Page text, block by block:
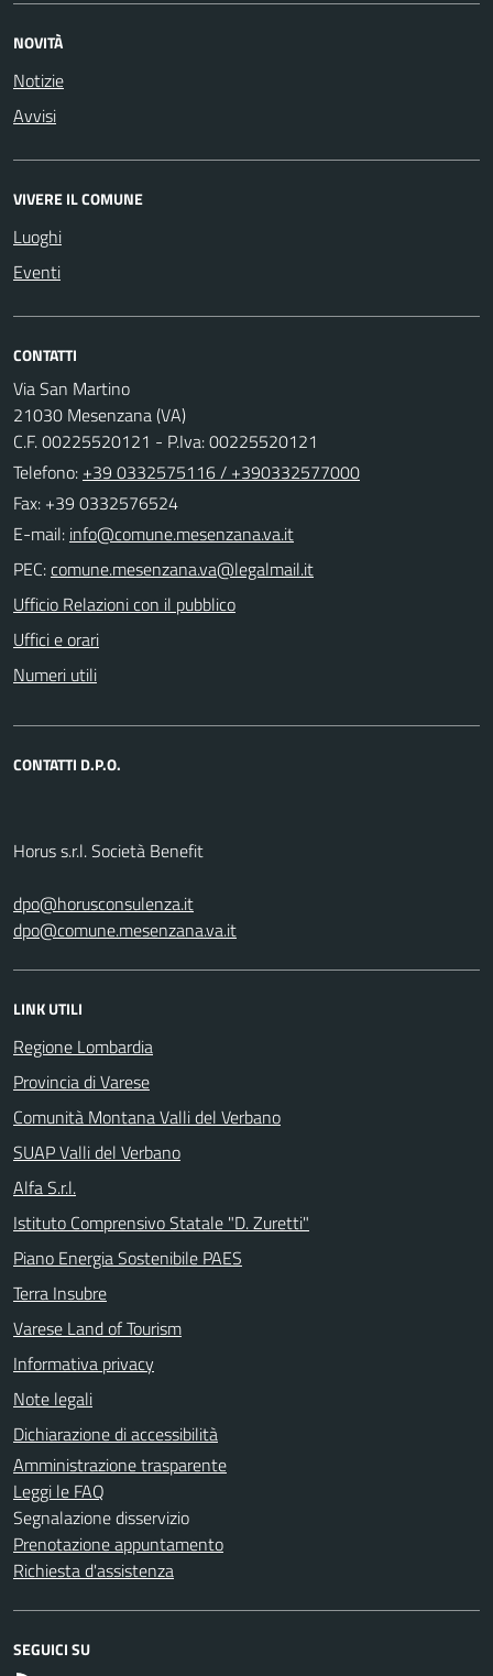
NOVITÀ
Notizie
Avvisi
VIVERE IL COMUNE
Luoghi
Eventi
CONTATTI
Via San Martino
21030 Mesenzana (VA)
C.F. 00225520121 - P.Iva: 00225520121
Telefono: +39 0332575116 / +390332577000
Fax: +39 0332576524
E-mail:
PEC:
Ufficio Relazioni con il pubblico
Uffici e orari
Numeri utili
CONTATTI D.P.O.
Horus s.r.l. Società Benefit
dpo@horusconsulenza.it
dpo@comune.mesenzana.va.it
LINK UTILI
Regione Lombardia
Provincia di Varese
Comunità Montana Valli del Verbano
SUAP Valli del Verbano
Alfa S.r.l.
Istituto Comprensivo Statale "D. Zuretti"
Piano Energia Sostenibile PAES
Terra Insubre
Varese Land of Tourism
Informativa privacy
Note legali
Dichiarazione di accessibilità
Amministrazione trasparente
Leggi le FAQ
Segnalazione disservizio
Prenotazione appuntamento
Richiesta d'assistenza
SEGUICI SU